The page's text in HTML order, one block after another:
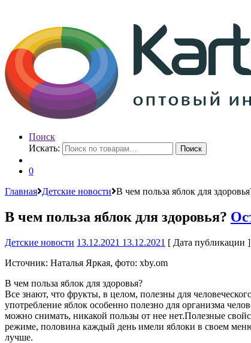
Поиск
Искать:
Поиск
0
Главная Детские новости В чем польза яблок для
В чем польза яблок для здоровья?
Детские новости 13.12.2021 13.12.2021 [ Дата публикации ]
Источник: Наталья Яркая, фото: xby.om
В чем польза яблок для здоровья?
Все знают, что фрукты, в целом, полезны для
употребление яблок особенно полезно для организма
можно снимать, никакой пользы от нее нет.Полезные
режиме, половина каждый день имели яблоки в своем
лучше.